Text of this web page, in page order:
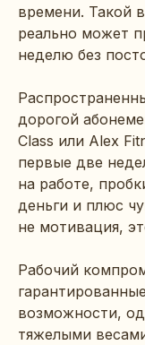
времени. Такой
реально может
неделю без
дорогой
Class или Alex
первые две
на работе,
деньги и плюс
не мотивация,
Рабочий
возможности,
тяжелыми